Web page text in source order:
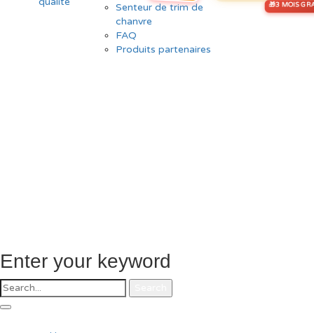
Senteur de trim de
chanvre
FAQ
Produits partenaires
Enter your keyword